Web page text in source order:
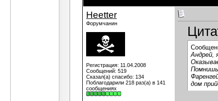
Heetter
Форумчанин
Регистрация: 11.04.2008
Сообщений: 519
Сказал(а) спасибо: 134
Поблагодарили 218 раз(а) в 141
сообщениях
Андрей,
дом